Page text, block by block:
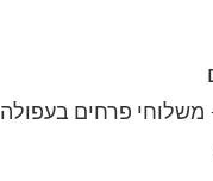
משלוחי פרחים בעפולה